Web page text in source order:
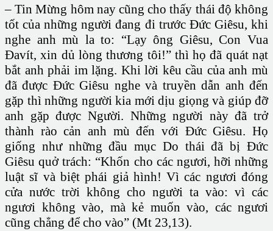
– Tin Mừng hôm nay cũng cho thấy thái độ không
tốt của những người đang đi trước Đức Giêsu, khi
nghe anh mù la to: “Lạy ông Giêsu, Con Vua
Đavít, xin dủ lòng thương tôi!” thì họ đã quát nạt
bắt anh phải im lặng. Khi lời kêu cầu của anh mù
đã được Đức Giêsu nghe và truyền dẫn anh đến
gặp thì những người kia mới dịu giọng và giúp đỡ
anh gặp được Người. Những người này đã trở
thành rào cản anh mù đến với Đức Giêsu. Họ
giống như những đầu mục Do thái đã bị Đức
Giêsu quở trách: “Khốn cho các ngươi, hỡi những
luật sĩ và biệt phái giả hình! Vì các ngươi đóng
cửa nước trời không cho người ta vào: vì các
ngươi không vào, mà kẻ muốn vào, các ngươi
cũng chẳng để cho vào” (Mt 23,13).